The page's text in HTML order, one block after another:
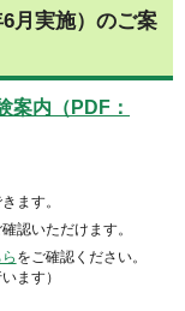
月実施）のご案
案内（PDF：
ます。
認いただけます。
をご確認ください。
ます）